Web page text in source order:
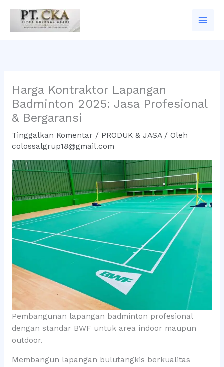
konten
Harga Kontraktor Lapangan
Badminton 2025: Jasa Profesional
& Bergaransi
Tinggalkan Komentar / PRODUK & JASA/ Oleh
colossalgrup18@gmail.com
Pembangunan lapangan badminton profesional
dengan standar BWF untuk area indoor maupun
outdoor.
Membangun lapangan bulutangkis berkualitas